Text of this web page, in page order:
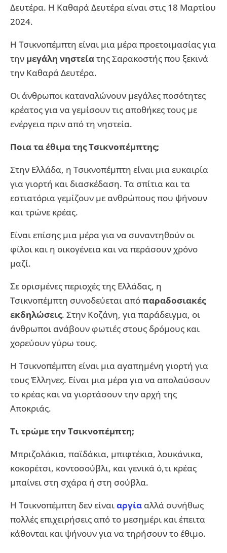
Δευτέρα. Η Καθαρά Δευτέρα είναι στις 18 Μαρτίου
2024.
Η Τσικνοπέμπτη είναι μια μέρα προετοιμασίας για
την μεγάλη νηστείατης Σαρακοστής που ξεκινά
την Καθαρά Δευτέρα.
Οι άνθρωποι καταναλώνουν μεγάλες ποσότητες
κρέατος για να γεμίσουν τις αποθήκες τους με
ενέργεια πριν από τη νηστεία.
Ποια τα έθιμα της Τσικνοπέμπτης;
Στην Ελλάδα, η Τσικνοπέμπτη είναι μια ευκαιρία
για γιορτή και διασκέδαση. Τα σπίτια και τα
εστιατόρια γεμίζουν με ανθρώπους που ψήνουν
και τρώνε κρέας.
Είναι επίσης μια μέρα για να συναντηθούν οι
φίλοι και η οικογένεια και να περάσουν χρόνο
μαζί.
Σε ορισμένες περιοχές της Ελλάδας, η
Τσικνοπέμπτη συνοδεύεται απόπαραδοσιακές
εκδηλώσεις. Στην Κοζάνη, για παράδειγμα, οι
άνθρωποι ανάβουν φωτιές στους δρόμους και
χορεύουν γύρω τους.
Η Τσικνοπέμπτη είναι μια αγαπημένη γιορτή για
τους Έλληνες. Είναι μια μέρα για να απολαύσουν
το κρέας και να γιορτάσουν την αρχή της
Αποκριάς.
Τι τρώμε την Τσικνοπέμπτη;
Μπριζολάκια, παϊδάκια, μπιφτέκια, λουκάνικα,
κοκορέτσι, κοντοσούβλι, και γενικά ό,τι κρέας
μπαίνει στη σχάρα ή στη σούβλα.
Η Τσικνοπέμπτη δεν είναιαργία αλλά συνήθως
πολλές επιχειρήσεις από το μεσημέρι και έπειτα
κάθονται και ψήνουν για να τηρήσουν το έθιμο.